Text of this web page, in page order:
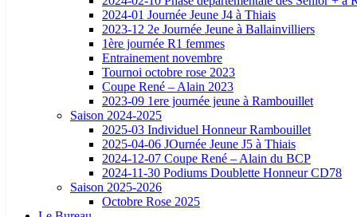
2024-01 Journée Jeune J4 à Thiais
2023-12 2e Journée Jeune à Ballainvilliers
1ère journée R1 femmes
Entrainement novembre
Tournoi octobre rose 2023
Coupe René – Alain 2023
2023-09 1ere journée jeune à Rambouillet
Saison 2024-2025
2025-03 Individuel Honneur Rambouillet
2025-04-06 JOurnée Jeune J5 à Thiais
2024-12-07 Coupe René – Alain du BCP
2024-11-30 Podiums Doublette Honneur CD78
Saison 2025-2026
Octobre Rose 2025